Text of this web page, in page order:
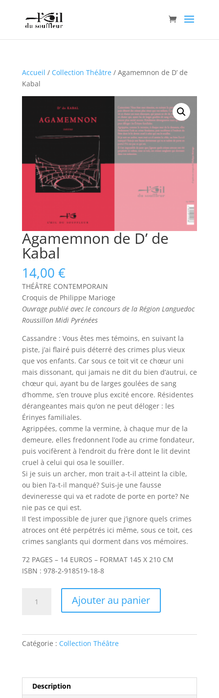
Accueil / Collection Théâtre/ Agamemnon de D’ de
Kabal
Agamemnon de D’ de
Kabal
14,00 €
THÉÂTRE CONTEMPORAIN
Croquis de Philippe Marioge
Ouvrage publié avec le concours de la Région Languedoc
Roussillon Midi Pyrénées
Cassandre : Vous êtes mes témoins, en suivant la
piste, j’ai flairé puis déterré des crimes plus vieux
que vos enfants. Car sous ce toit vit ce chœur uni
mais dissonant, qui jamais ne dit du bien d’autrui, ce
chœur qui, ayant bu de larges goulées de sang
d’homme, s’en trouve plus excité encore. Résidentes
dérangeantes mais qu’on ne peut déloger : les
Érinyes familiales.
Agrippées, comme la vermine, à chaque mur de la
demeure, elles fredonnent l’ode au crime fondateur,
puis vocifèrent à l’endroit du frère dont le lit devint
cruel à celui qui osa le souiller.
Si je suis un archer, mon trait a-t-il atteint la cible,
ou bien l’a-t-il manqué? Suis-je une fausse
devineresse qui va et radote de porte en porte? Ne
nie pas ce qui est.
Il t’est impossible de jurer que j’ignore quels crimes
atroces ont été perpétrés ici même, sous ce toit, ces
crimes sanglants qui dorment dans vos mémoires.
72 PAGES – 14 EUROS – FORMAT 145 X 210 CM
ISBN : 978-2-918519-18-8
Agamemnon
Ajouter au panier
Catégorie : Collection Théâtre
Description